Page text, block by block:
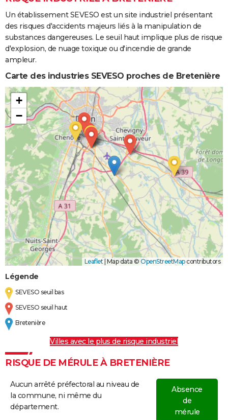
Un établissement SEVESO est un site industriel présentant
des risques d'accidents majeurs liés à la manipulation de
substances dangereuses. Le seuil haut implique plus de risque
d'explosion, de nuage toxique ou d'incendie de grande
ampleur.
Carte des industries SEVESO proches de Bretenière
+
−
Leaflet Map data © OpenStreetMapcontributors
Légende
SEVESO seuil bas
SEVESO seuil haut
Bretenière
Villes avec le plus de risque industriel
RISQUE DE MÉRULE À BRETENIÈRE
Aucun arrêté préfectoral au niveau de
la commune, ni même du
département.
Absence
de
mérule